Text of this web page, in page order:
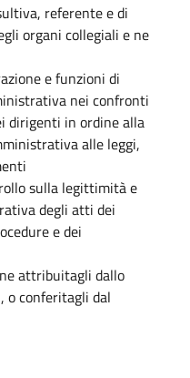
referente e di
organi collegiali e ne
e funzioni di
nei confronti
dirigenti in ordine alla
alle leggi,
sulla legittimità e
degli atti dei
e dei
attribuitagli dallo
o conferitagli dal